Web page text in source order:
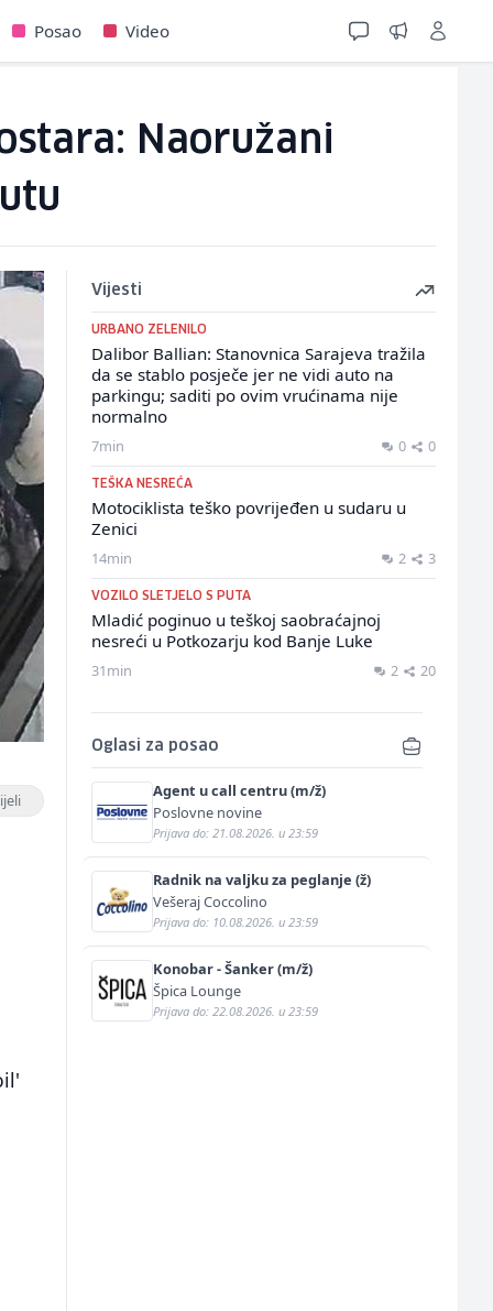
Posao Video
Naoružani
Vijesti
URBANO ZELENILO
Dalibor Ballian: Stanovnica Sarajeva tražila
da se stablo posječe jer ne vidi auto na
parkingu; saditi po ovim vrućinama nije
normalno
7min 0 0
TEŠKA NESREĆA
Motociklista teško povrijeđen u sudaru u
Zenici
14min 2 3
VOZILO SLETJELO S PUTA
Mladić poginuo u teškoj saobraćajnoj
nesreći u Potkozarju kod Banje Luke
31min 2 20
Oglasi za posao
Agent u call centru (m/ž)
Poslovne novine
Prijava do: 21.08.2026. u 23:59
Radnik na valjku za peglanje (ž)
Vešeraj Coccolino
Prijava do: 10.08.2026. u 23:59
Konobar - Šanker (m/ž)
Špica Lounge
Prijava do: 22.08.2026. u 23:59